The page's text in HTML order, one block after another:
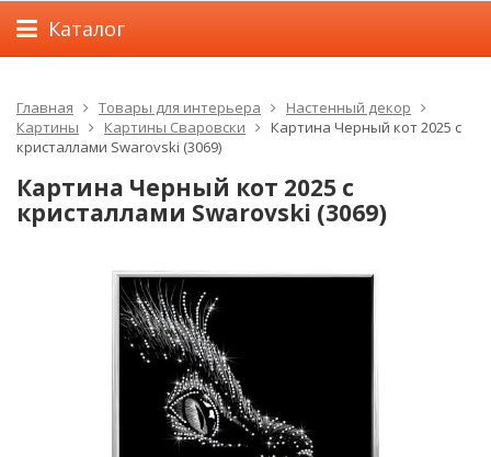
Каталог
Главная Товары для интерьера
Настенный декор
Картины
Картины Сваровски
Картина Черный кот 2025 с
кристаллами Swarovski (3069)
Картина Черный кот 2025 с
кристаллами Swarovski (3069)